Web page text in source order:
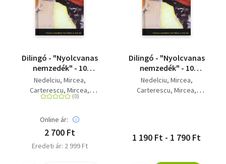
Történelem
Dilingó - "Nyolcvanas
nemzedék" - 10
kortárs román
novellista
Nedelciu, Mircea
Carterescu, Mircea
Grosan, Ioan Pora, Mircea
Vlad, Alexandru
Petru Cimpoesu
Marineasa, Viorel
Online ár:
2 700 Ft
Eredeti ár: 2 999 Ft
Dilingó - "Nyolcvanas
nemzedék" - 10
kortárs román
novellista
Nedelciu, Mircea
Carterescu, Mircea
Marineasa, Viorel
1 190 Ft - 1 790 Ft